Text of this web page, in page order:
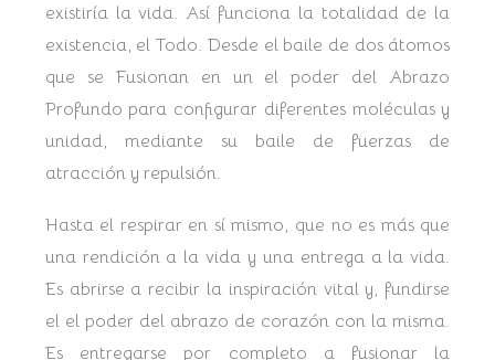
existiría la vida. Así funciona la totalidad de la
existencia, el Todo. Desde el baile de dos átomos
que se Fusionan en un el poder del Abrazo
Profundo para configurar diferentes moléculas y
unidad, mediante su baile de fuerzas de
atracción y repulsión.
Hasta el respirar en sí mismo, que no es más que
una rendición a la vida y una entrega a la vida.
Es abrirse a recibir la inspiración vital y, fundirse
el el poder del abrazo de corazón con la misma.
Es entregarse por completo a fusionar la